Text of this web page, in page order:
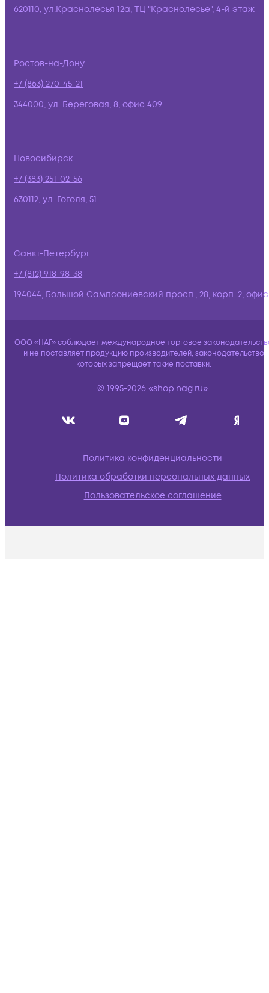
620110, ул.Краснолесья 12а, ТЦ "Краснолесье", 4-й этаж
Ростов-на-Дону
+7 (863) 270-45-21
344000, ул. Береговая, 8, офис 409
Новосибирск
+7 (383) 251-02-56
630112, ул. Гоголя, 51
Санкт-Петербург
+7 (812) 918-98-38
194044, Большой Сампсониевский просп., 28, корп. 2,
ООО «НАГ» соблюдает международное торговое
и не поставляет продукцию производителей, законодательство
которых запрещает такие поставки.
© 1995-2026 «shop.nag.ru»
Политика конфиденциальности
Политика обработки персональных данных
Пользовательское соглашение